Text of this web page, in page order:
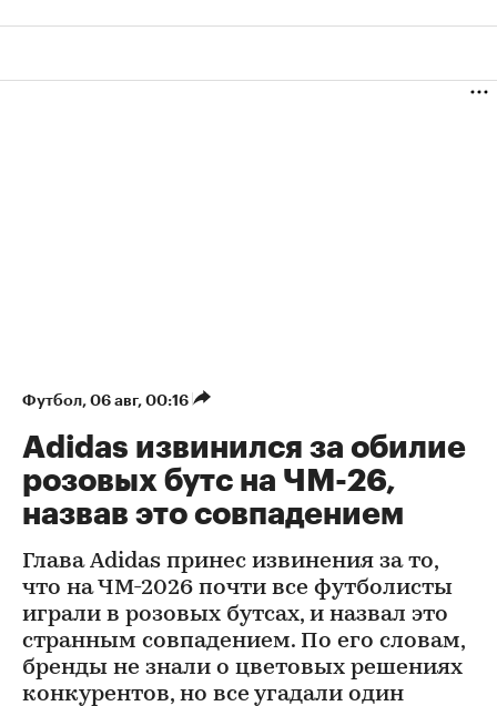
Футбол⁠, 06 авг, 00:16
Adidas извинился за обилие
розовых бутс на ЧМ-26,
назвав это совпадением
Глава Adidas принес извинения за то,
что на ЧМ-2026 почти все футболисты
играли в розовых бутсах, и назвал это
странным совпадением. По его словам,
бренды не знали о цветовых решениях
конкурентов, но все угадали один